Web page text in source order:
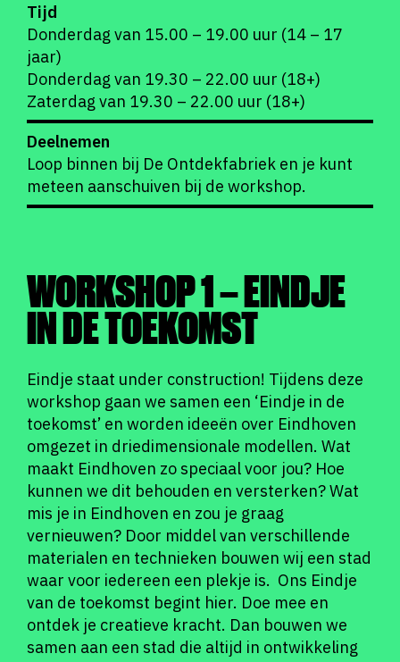
Tijd
Donderdag van 15.00 – 19.00 uur (14 – 17
jaar)
Donderdag van 19.30 – 22.00 uur (18+)
Zaterdag van 19.30 – 22.00 uur (18+)
Deelnemen
Loop binnen bij De Ontdekfabriek en je kunt
meteen aanschuiven bij de workshop.
WORKSHOP 1 – EINDJE
IN DE TOEKOMST
Eindje staat under construction! Tijdens deze
workshop gaan we samen een ‘Eindje in de
toekomst’ en worden ideeën over Eindhoven
omgezet in driedimensionale modellen. Wat
maakt Eindhoven zo speciaal voor jou? Hoe
kunnen we dit behouden en versterken? Wat
mis je in Eindhoven en zou je graag
vernieuwen? Door middel van verschillende
materialen en technieken bouwen wij een stad
waar voor iedereen een plekje is. Ons Eindje
van de toekomst begint hier. Doe mee en
ontdek je creatieve kracht. Dan bouwen we
samen aan een stad die altijd in ontwikkeling